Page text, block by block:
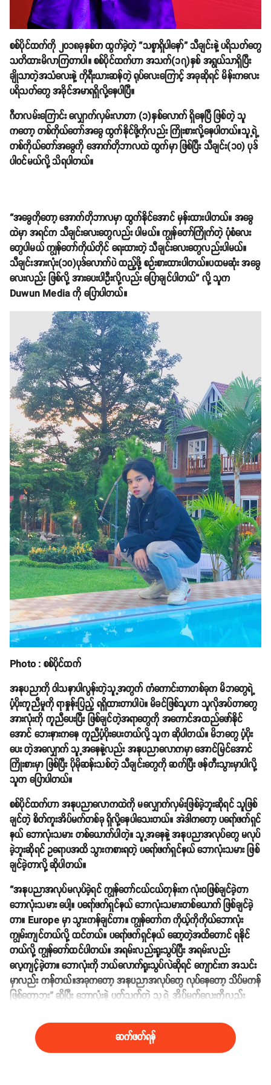
စစ်ပိုင်ထက်ကို ၂၀၁၈ခုနှစ်က ထွက်ခဲ့တဲ့ “သစ္စာရှိပါနော်” သီချင်းနဲ့ ပရိသတ်တွေ
သတိထားမိလာကြတာပါ။ စစ်ပိုင်ထက်ဟာ အသက်(၁၇)နှစ် အရွယ်သာရှိပြီး
ချိုသာတဲ့အသံလေးနဲ့ ကိုရီးယားဆန်တဲ့ ရုပ်လေးကြောင့် အခုဆိုရင် မိန်းကလေး
ပရိသတ်တွေ အခိုင်အမာရရှိလို့နေပါပြီ။
ဂီတလမ်းကြောင်း လျှောက်လှမ်းလာတာ (၁)နှစ်လောက် ရှိနေပြီ ဖြစ်တဲ့ သူ
ကတော့ တစ်ကိုယ်တော်အခွေ ထွက်နိုင်ဖို့ကိုလည်း ကြိုးစားလို့နေပါတယ်။သူ့ရဲ့
တစ်ကိုယ်တော်အခွေကို အောက်တိုဘာလထဲ ထွက်မှာ ဖြစ်ပြီး သီချင်း(၁၀) ပုဒ်
ပါဝင်မယ်လို့ သိရပါတယ်။
“အခွေကိုတော့ အောက်တိုဘာလမှာ ထွက်နိုင်အောင် မှန်းထားပါတယ်။ အခွေ
ထဲမှာ အရင်က သီချင်းလေးတွေလည်း ပါမယ်။ ကျွန်တော်ကြိုက်တဲ့ ပုံစံလေး
တွေပါမယ် ကျွန်တော်ကိုယ်တိုင် ရေးထားတဲ့ သီချင်းလေးတွေလည်းပါမယ်။
သီချင်းအားလုံး(၁၀)ပုဒ်လောက်ပဲ ထည့်ဖို့ စဉ်းစားထားပါတယ်။ပထမဆုံး အခွေ
လေးလည်း ဖြစ်လို့ အားပေးပါဦးလို့လည်း ပြောချင်ပါတယ်” လို့ သူက
Duwun Media ကို ပြောပါတယ်။
Photo : စစ်ပိုင်ထက်
အနုပညာကို ဝါသနာပါလွန်းတဲ့သူ့အတွက် ကံကောင်းတာတစ်ခုက မိဘတွေရဲ့
ပံ့ပိုးကူညီမှုကို ရာနှုန်းပြည့် ရရှိထားတာပါပဲ။ မိခင်ဖြစ်သူဟာ သူလိုအပ်တာတွေ
အားလုံးကို ကူညီပေးပြီး ဖြစ်ချင်တဲ့အရာတွေကို အကောင်အထည်ဖော်နိုင်
အောင် ဘေးနားကနေ ကူညီပံ့ပိုးပေးတယ်လို့ သူက ဆိုပါတယ်။ မိဘတွေ ပံ့ပိုး
ပေး တဲ့အလျှောက် သူ့အနေနဲ့လည်း အနုပညာလောကမှာ အောင်မြင်အောင်
ကြိုးစားမှာ ဖြစ်ပြီး ပိုမိုဆန်းသစ်တဲ့ သီချင်းတွေကို ဆက်ပြီး ဖန်တီးသွားမှာပါလို့
သူက ပြောပါတယ်။
စစ်ပိုင်ထက်ဟာ အနုပညာလောကထဲကို မလျှောက်လှမ်းဖြစ်ခဲ့ဘူးဆိုရင် သူဖြစ်
ချင်တဲ့ စိတ်ကူးအိပ်မက်တစ်ခု ရှိလို့နေပါသေးတယ်။ အဲဒါကတော့ ပရော်ဖက်ရှင်
နယ် ဘောလုံးသမား တစ်ယောက်ပါတဲ့။ သူ့အနေနဲ့ အနုပညာအလုပ်တွေ မလုပ်
ခဲ့ဘူးဆိုရင် ဥရောပအထိ သွားကစားရတဲ့ ပရော်ဖက်ရှင်နယ် ဘောလုံးသမား ဖြစ်
ချင်ခဲ့တာလို့ ဆိုပါတယ်။
“အနုပညာအလုပ်မလုပ်ခဲ့ရင် ကျွန်တော်ငယ်ငယ်တုန်းက လုံးဝဖြစ်ချင်ခဲ့တာ
ဘောလုံးသမား ပေါ့။ ပရော်ဖက်ရှင်နယ် ဘောလုံးသမားတစ်ယောက် ဖြစ်ချင်ခဲ့
တာ။ Europe မှာ သွားကန်ချင်တာ။ ကျွန်တော်က ကိုယ့်ကိုကိုယ်ဘောလုံး
ကျွမ်းကျင်တယ်လို့ ထင်တယ်။ ပရော်ဖက်ရှင်နယ် ဆော့တဲ့အထိတောင် ရနိုင်
တယ်လို့ ကျွန်တော်ထင်ပါတယ်။ အရမ်းလည်းရူးသွပ်ပြီး အရမ်းလည်း
လေ့ကျင့်ခဲ့တာ။ ဘောလုံးကို ဘယ်လောက်ရူးသွပ်လဲဆိုရင် ကျောင်းက အသင်း
မှာလည်း ကန်တယ်။အခုကတော့ အနုပညာအလုပ်တွေ လုပ်နေတော့ သိပ်မကန်
ဖြစ်တော့ဘူး” ဆိုပြီး ဘောလုံးနဲ့ ပတ်သက်တဲ့ သူ့ရဲ့ အိပ်မက်လေးကိုလည်း
ဆက်ဖတ်ရန်